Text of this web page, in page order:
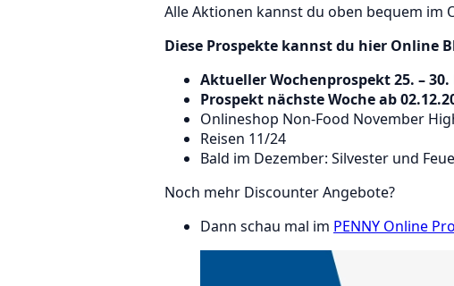
Alle Aktionen kannst du oben bequem im
Diese Prospekte kannst du hier Online
Aktueller Wochenprospekt 25. – 30.
Prospekt nächste Woche ab
Onlineshop Non-Food November
Reisen 11/24
Bald im Dezember: Silvester und
Noch mehr Discounter Angebote?
Dann schau mal im PENNY Online